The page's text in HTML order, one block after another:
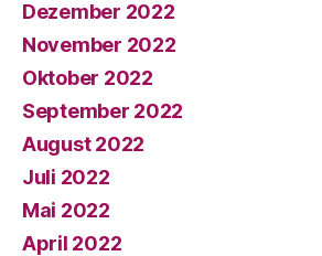
Dezember 2022
November 2022
Oktober 2022
September 2022
August 2022
Juli 2022
Mai 2022
April 2022